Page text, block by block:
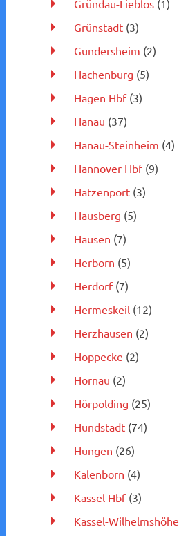
Gründau-Lieblos(1)
Grünstadt(3)
Gundersheim (2)
Hachenburg (5)
Hagen Hbf(3)
Hanau (37)
Hanau-Steinheim (4)
Hannover Hbf(9)
Hatzenport(3)
Hausberg (5)
Hausen (7)
Herborn (5)
Herdorf(7)
Hermeskeil (12)
Herzhausen (2)
Hoppecke (2)
Hornau (2)
Hörpolding (25)
Hundstadt(74)
Hungen (26)
Kalenborn (4)
Kassel Hbf(3)
Kassel-Wilhelmshöhe